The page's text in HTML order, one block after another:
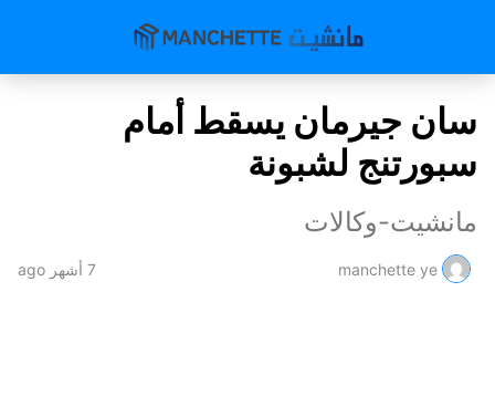
سان جيرمان يسقط أمام
سبورتنج لشبونة
مانشيت-وكالات
manchette ye 7 أشهر ago